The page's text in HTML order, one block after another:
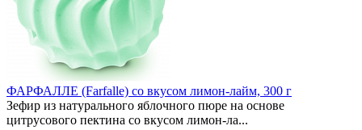
ФАРФАЛЛЕ (Farfalle) со вкусом лимон-лайм, 300 г
Зефир из натурального яблочного пюре на основе
цитрусового пектина со вкусом лимон-ла...